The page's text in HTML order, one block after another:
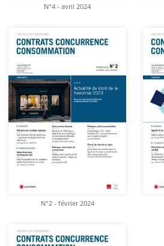
N°4 - avril 2024
N°2 - février 2024